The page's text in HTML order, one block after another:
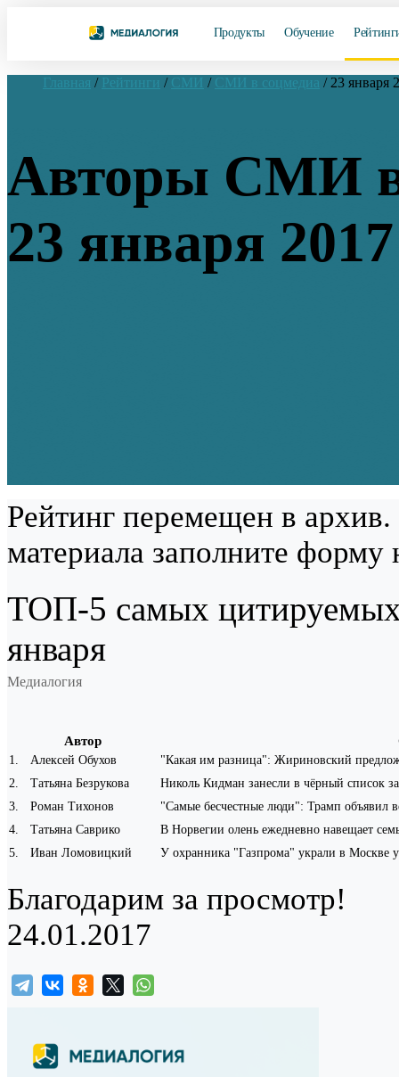
Продукты Обучение
Главная / Рейтинги / СМИ / СМИ в соцмедиа / 23 января
Авторы СМИ в
23 января 2017
Рейтинг перемещен в
материала заполните форму
ТОП-5 самых
января
Медиалогия
Автор
1 Алексей Обухов
"Какая им разница": Жириновский
2
Татьяна Безрукова
Николь Кидман занесли в чёрный список
3
Роман Тихонов
"Самые бесчестные люди": Трамп объявил
4
Татьяна Саврико
В Норвегии олень ежедневно навещает
5
Иван Ломовицкий У охранника "Газпрома" украли в Москве
Благодарим за просмотр!
24.01.2017